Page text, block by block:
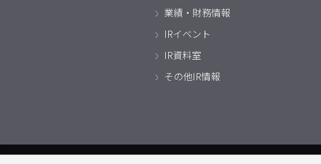
業績・財務情報
IRイベント
IR資料室
その他IR情報